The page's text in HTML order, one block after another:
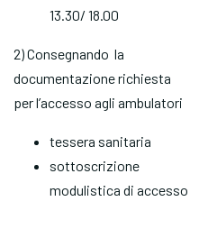
13.30/ 18.00
2) Consegnando la
documentazione richiesta
per l’accesso agli ambulatori
tessera sanitaria
sottoscrizione
modulistica di accesso